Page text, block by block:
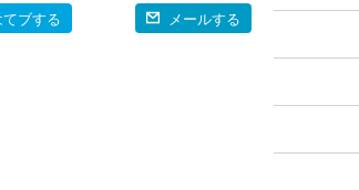
てブする メールする